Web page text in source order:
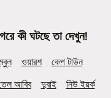
কী ঘটছে তা দেখুন!
ওয়ারশ
কেপ টাউন
আবিব দুবাই
নিউ ইয়র্ক